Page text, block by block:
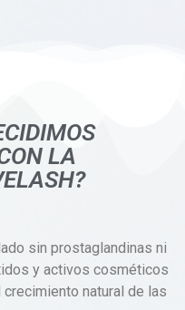
LA
sin prostaglandinas ni
y activos cosméticos
natural de las